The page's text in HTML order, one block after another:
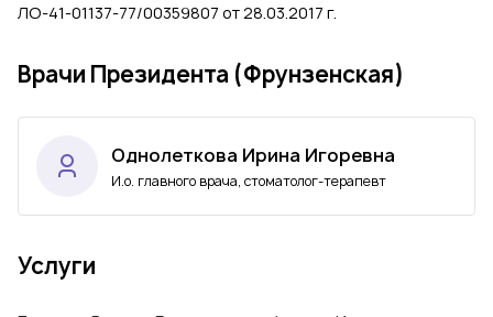
ЛО-41-01137-77/00359807 от 28.03.2017 г.
Врачи Президента (Фрунзенская)
Однолеткова Ирина Игоревна
И.о. главного врача, стоматолог-терапевт
Услуги